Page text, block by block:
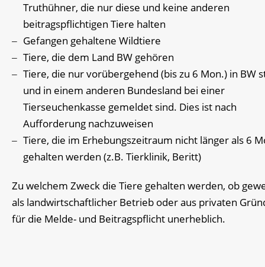
Truthühner, die nur diese und keine anderen
beitragspflichtigen Tiere halten
Gefangen gehaltene Wildtiere
Tiere, die dem Land BW gehören
Tiere, die nur vorübergehend (bis zu 6 Mon.) in BW
und in einem anderen Bundesland bei einer
Tierseuchenkasse gemeldet sind. Dies ist nach
Aufforderung nachzuweisen
Tiere, die im Erhebungszeitraum nicht länger als 6
gehalten werden (z.B. Tierklinik, Beritt)
Zu welchem Zweck die Tiere gehalten werden, ob
als landwirtschaftlicher Betrieb oder aus privaten
für die Melde- und Beitragspflicht unerheblich.